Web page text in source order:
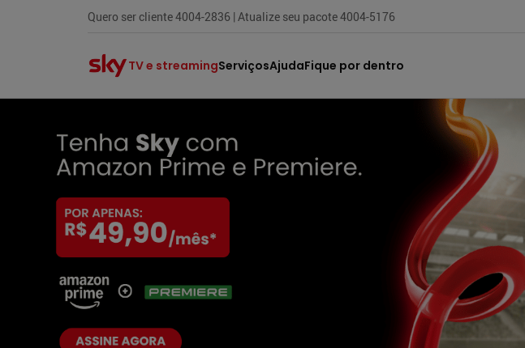
Quero ser cliente 4004-2836 | Atualize seu pacote 4004-5176
TV e streamingServiçosAjudaFique por dentro